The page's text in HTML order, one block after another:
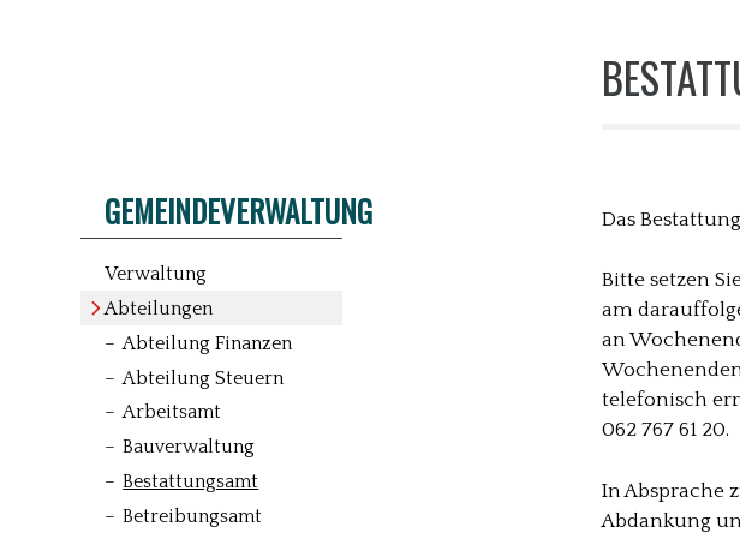
Das
Bitte setzen
am
an
telefonisch
062 767 61 20.
In Absprache
Abdankung
GEMEINDEVERWALTUNG
Verwaltung
Abteilungen
Abteilung Finanzen
Abteilung Steuern
Arbeitsamt
Bauverwaltung
Bestattungsamt
Betreibungsamt